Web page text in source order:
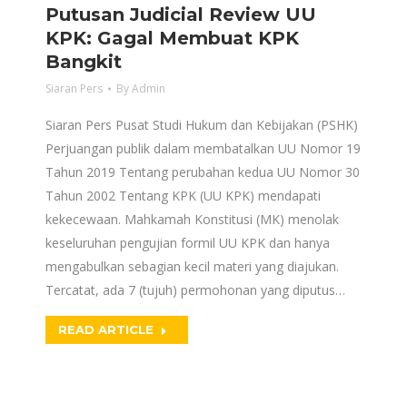
Putusan Judicial Review UU
KPK: Gagal Membuat KPK
Bangkit
Siaran Pers ByAdmin
Siaran Pers Pusat Studi Hukum dan Kebijakan (PSHK)
Perjuangan publik dalam membatalkan UU Nomor 19
Tahun 2019 Tentang perubahan kedua UU Nomor 30
Tahun 2002 Tentang KPK (UU KPK) mendapati
kekecewaan. Mahkamah Konstitusi (MK) menolak
keseluruhan pengujian formil UU KPK dan hanya
mengabulkan sebagian kecil materi yang diajukan.
Tercatat, ada 7 (tujuh) permohonan yang diputus…
READ ARTICLE